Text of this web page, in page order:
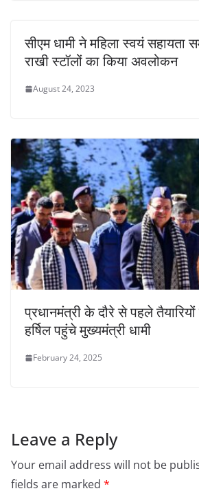
सीएम धामी ने महिला स्वयं सहायता
राखी स्टॉलों का किया अवलोकन
August 24, 2023
प्रधानमंत्री के दौरे से पहले
हर्षिल पहुंचे मुख्यमंत्री धामी
February 24, 2025
Leave a Reply
Your email address will not be
fields are marked *